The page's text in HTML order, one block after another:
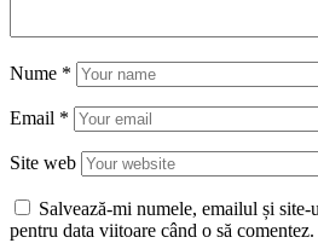
Nume *
Email *
Site web
Salvează-mi numele, emailul și
pentru data viitoare când o să comentez.